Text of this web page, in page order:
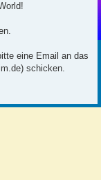
eine Email an das
schicken.